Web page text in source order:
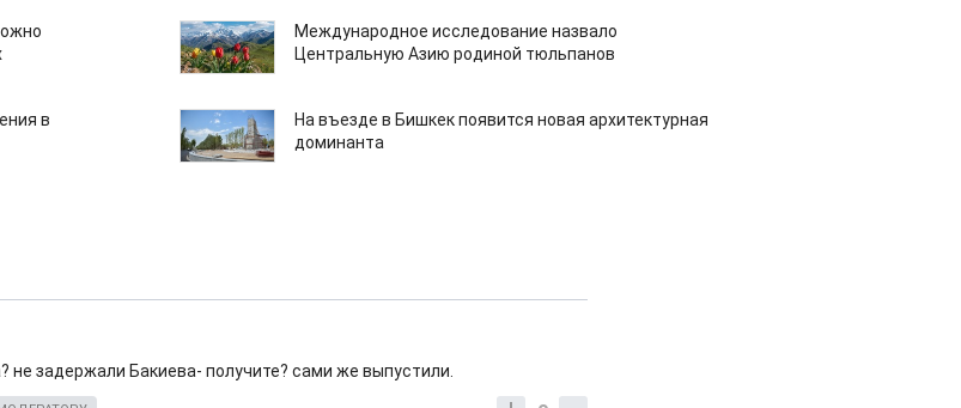
Международное исследование назвало
Центральную Азию родиной тюльпанов
в
На въезде в Бишкек появится новая архитектурная
доминанта
не задержали Бакиева- получите? сами же выпустили.